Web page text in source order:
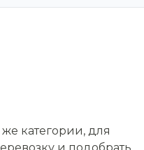
категории, для